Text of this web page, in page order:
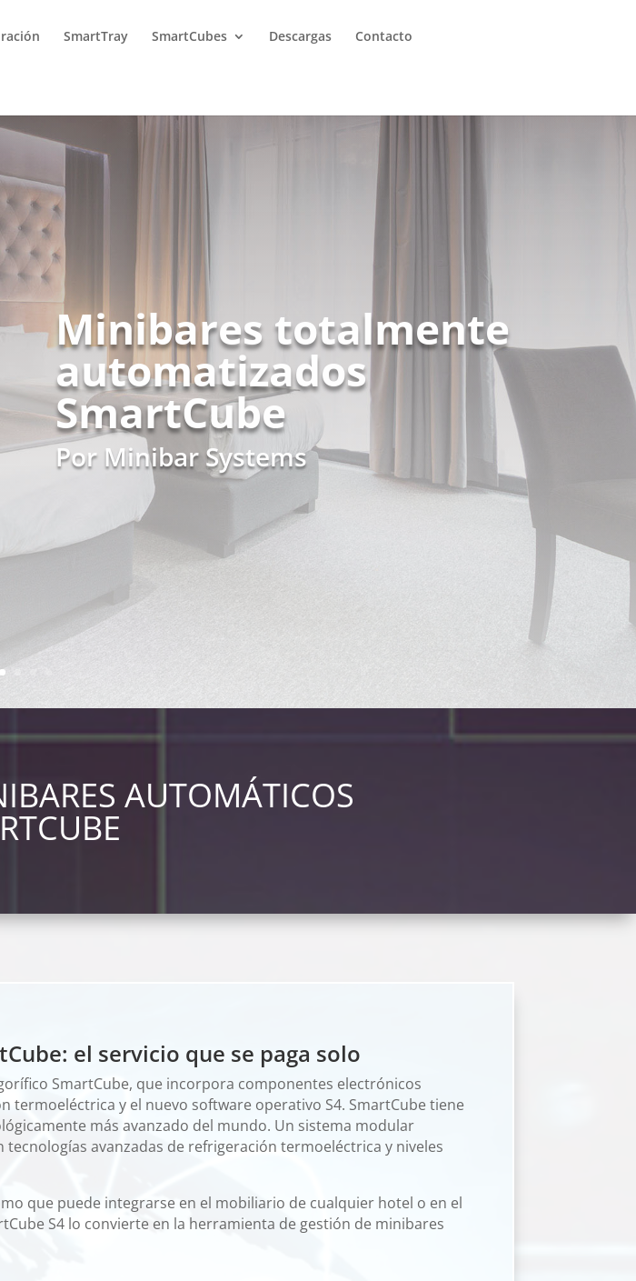
SmartTray SmartCubes Descargas Contacto
Minibares totalmente
automatizados
SmartCube
Por Minibar Systems
AUTOMÁTICOS
el servicio que se paga solo
SmartCube, que incorpora componentes electrónicos
termoeléctrica y el nuevo software operativo S4. SmartCube tiene
más avanzado del mundo. Un sistema modular
avanzadas de refrigeración termoeléctrica y niveles
que puede integrarse en el mobiliario de cualquier hotel o en el
S4 lo convierte en la herramienta de gestión de minibares